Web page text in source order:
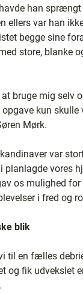
han sprængt
ellers var han
begge sine
store, blanke
bruge mig selv
opgave kun
Mørk.
var
planlagde vores
os mulighed
i fred og
blik
til en fælles
og fik udvekslet